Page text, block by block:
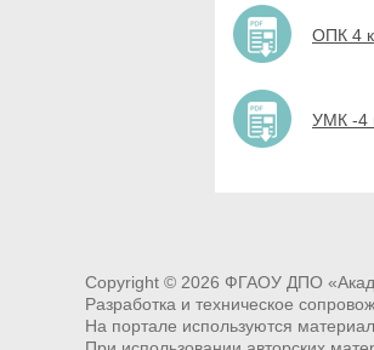
ОПК 4
УМК -4
Copyright © 2026 ФГАОУ ДПО
Разработка и техническое
На портале используются